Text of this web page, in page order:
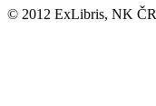
© 2012 ExLibris, NK ČR